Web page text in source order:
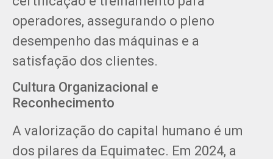
operadores, assegurando o pleno
desempenho das máquinas e a
satisfação dos clientes.
Cultura Organizacional e
Reconhecimento
A valorização do capital humano é um
dos pilares da Equimatec. Em 2024, a